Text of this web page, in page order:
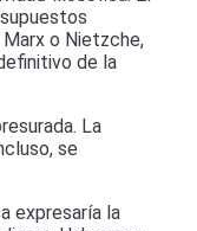
o Nietzche,
de la
La
se
expresaría la